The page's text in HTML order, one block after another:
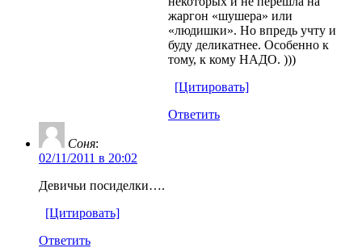
жаргон «шушера» или
«людишки». Но впредь учту и
буду деликатнее. Особенно к
тому, к кому НАДО. )))
[Цитировать]
Ответить
Соня:
02/11/2011 в 20:02
Девичьи посиделки….
[Цитировать]
Ответить